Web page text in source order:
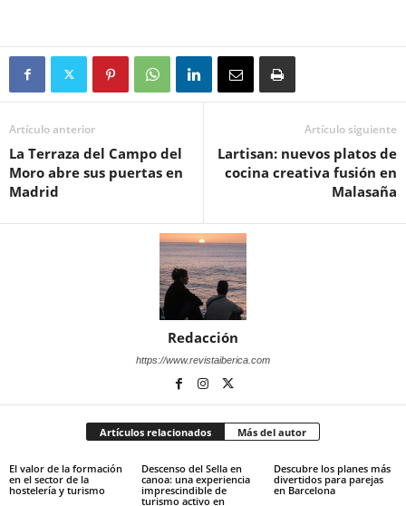
Artículo anterior
La Terraza del Campo del
Moro abre sus puertas en
Madrid
Artículo siguiente
Lartisan: nuevos platos de
cocina creativa fusión en
Malasaña
Redacción
https://www.revistaiberica.com
Artículos relacionados Más del autor
El valor de la formación
en el sector de la
hostelería y turismo
Descenso del Sella en
canoa: una experiencia
imprescindible de
turismo activo en
Descubre los planes más
divertidos para parejas
en Barcelona